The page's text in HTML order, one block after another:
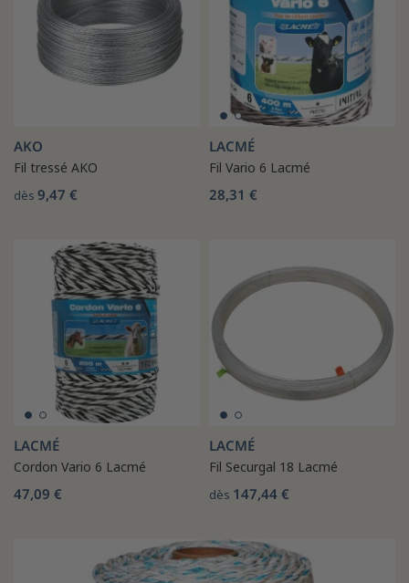
AKO
Fil tressé AKO
dès 9,47 €
LACMÉ
Fil Vario 6 Lacmé
28,31 €
LACMÉ
Cordon Vario 6 Lacmé
47,09 €
LACMÉ
Fil Securgal 18 Lacmé
dès 147,44 €